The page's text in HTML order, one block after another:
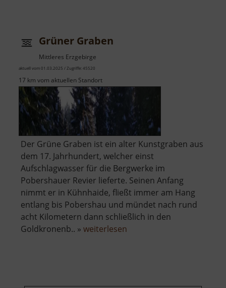
Grüner Graben
Mittleres Erzgebirge
aktuell vom 01.03.2025 / Zugriffe: 45520
17 km vom aktuellen Standort
Der Grüne Graben ist ein alter Kunstgraben aus
dem 17. Jahrhundert, welcher einst
Aufschlagwasser für die Bergwerke im
Pobershauer Revier lieferte. Seinen Anfang
nimmt er in Kühnhaide, fließt immer am Hang
entlang bis Pobershau und mündet nach rund
acht Kilometern dann schließlich in den
Goldkronenb.. » weiterlesen